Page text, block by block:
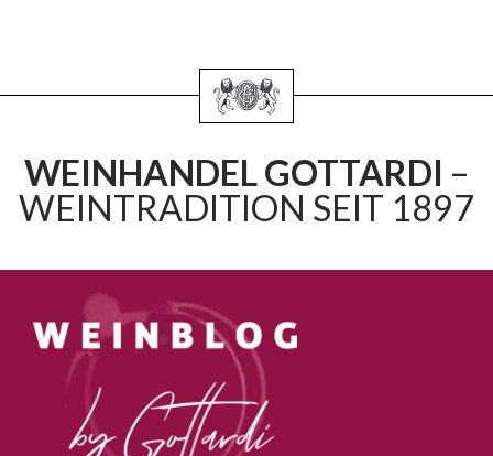
WEINHANDEL GOTTARDI –
WEINTRADITION SEIT 1897